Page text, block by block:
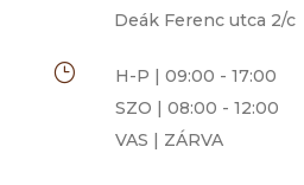
Deák Ferenc utca 2/c
}
H-P | 09:00 - 17:00
SZO | 08:00 - 12:00
VAS | ZÁRVA